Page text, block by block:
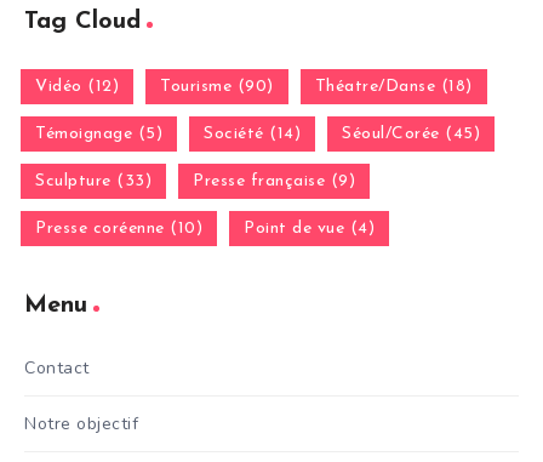
Tag Cloud
Vidéo (12) Tourisme (90) Théatre/Danse (18)
Témoignage (5) Société (14) Séoul/Corée (45)
Sculpture (33) Presse française (9)
Presse coréenne (10) Point de vue (4)
Menu
Contact
Notre objectif